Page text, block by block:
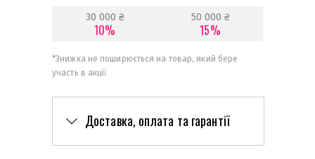
30 000 ₴
10%
50 000 ₴
15%
*Знижка не поширюється на товар, який бере
участь в акції
Доставка, оплата та гарантії